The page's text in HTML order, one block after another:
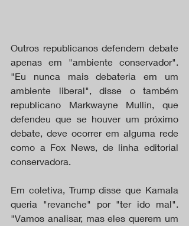
Outros republicanos defendem debate
apenas em "ambiente conservador".
"Eu nunca mais debateria em um
ambiente liberal", disse o também
republicano Markwayne Mullin, que
defendeu que se houver um próximo
debate, deve ocorrer em alguma rede
como a Fox News, de linha editorial
conservadora.
Em coletiva, Trump disse que Kamala
queria "revanche" por "ter ido mal".
"Vamos analisar, mas eles querem um